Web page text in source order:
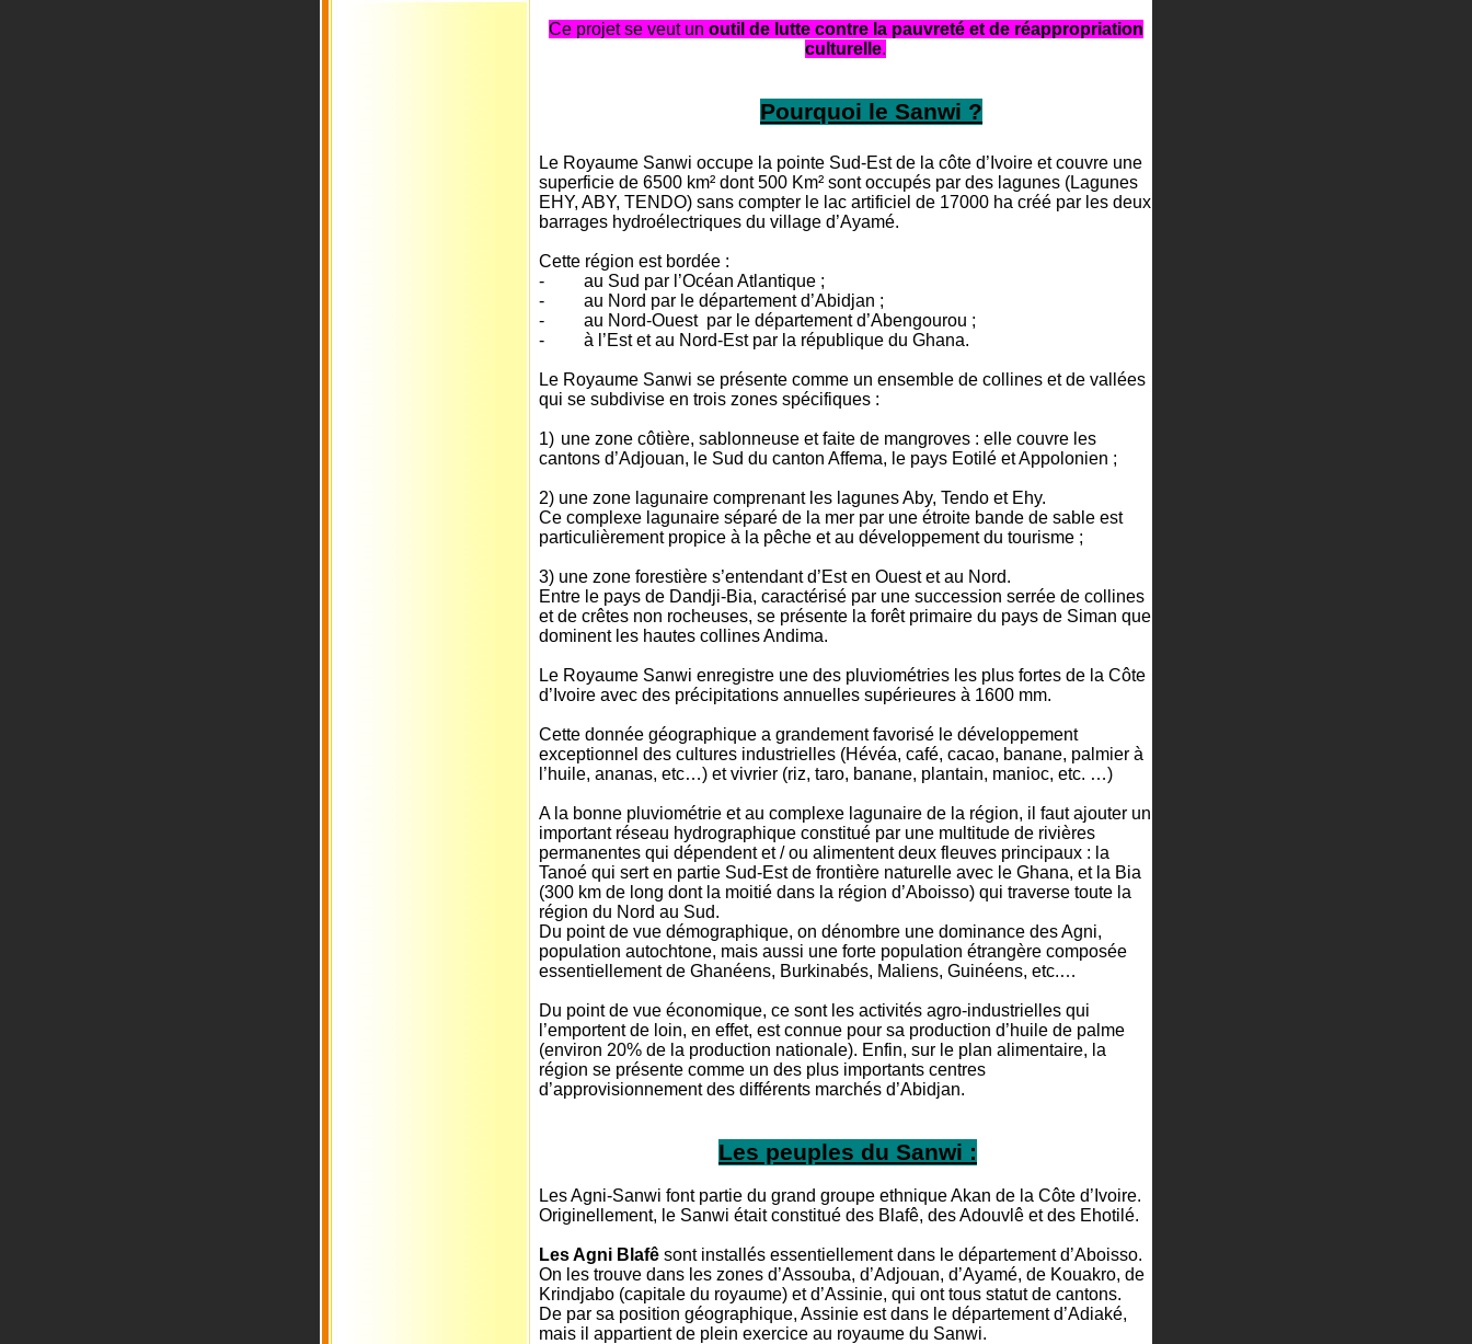
Ce projet se veut un outil de lutte contre la pauvreté et de réappropriation
culturelle.
Pourquoi le Sanwi ?
Le Royaume Sanwi occupe la pointe Sud-Est de la côte d’Ivoire et couvre une
superficie de 6500 km² dont 500 Km² sont occupés par des lagunes (Lagunes
EHY, ABY, TENDO) sans compter le lac artificiel de 17000 ha créé par les deux
barrages hydroélectriques du village d’Ayamé.
Cette région est bordée :
- au Sud par l’Océan Atlantique ;
- au Nord par le département d’Abidjan ;
- au Nord-Ouest par le département d’Abengourou ;
- à l’Est et au Nord-Est par la république du Ghana.
Le Royaume Sanwi se présente comme un ensemble de collines et de vallées
qui se subdivise en trois zones spécifiques :
1) une zone côtière, sablonneuse et faite de mangroves : elle couvre les
cantons d’Adjouan, le Sud du canton Affema, le pays Eotilé et Appolonien ;
2) une zone lagunaire comprenant les lagunes Aby, Tendo et Ehy.
Ce complexe lagunaire séparé de la mer par une étroite bande de sable est
particulièrement propice à la pêche et au développement du tourisme ;
3) une zone forestière s’entendant d’Est en Ouest et au Nord.
Entre le pays de Dandji-Bia, caractérisé par une succession serrée de collines
et de crêtes non rocheuses, se présente la forêt primaire du pays de Siman que
dominent les hautes collines Andima.
Le Royaume Sanwi enregistre une des pluviométries les plus fortes de la Côte
d’Ivoire avec des précipitations annuelles supérieures à 1600 mm.
Cette donnée géographique a grandement favorisé le développement
exceptionnel des cultures industrielles (Hévéa, café, cacao, banane, palmier à
l’huile, ananas, etc…) et vivrier (riz, taro, banane, plantain, manioc, etc. …)
A la bonne pluviométrie et au complexe lagunaire de la région, il faut ajouter un
important réseau hydrographique constitué par une multitude de rivières
permanentes qui dépendent et / ou alimentent deux fleuves principaux : la
Tanoé qui sert en partie Sud-Est de frontière naturelle avec le Ghana, et la Bia
(300 km de long dont la moitié dans la région d’Aboisso) qui traverse toute la
région du Nord au Sud.
Du point de vue démographique, on dénombre une dominance des Agni,
population autochtone, mais aussi une forte population étrangère composée
essentiellement de Ghanéens, Burkinabés, Maliens, Guinéens, etc.…
Du point de vue économique, ce sont les activités agro-industrielles qui
l’emportent de loin, en effet, est connue pour sa production d’huile de palme
(environ 20% de la production nationale). Enfin, sur le plan alimentaire, la
région se présente comme un des plus importants centres
d’approvisionnement des différents marchés d’Abidjan.
Les peuples du Sanwi :
Les Agni-Sanwi font partie du grand groupe ethnique Akan de la Côte d’Ivoire.
Originellement, le Sanwi était constitué des Blafê, des Adouvlê et des Ehotilé.
Les Agni Blafê sont installés essentiellement dans le département d’Aboisso.
On les trouve dans les zones d’Assouba, d’Adjouan, d’Ayamé, de Kouakro, de
Krindjabo (capitale du royaume) et d’Assinie, qui ont tous statut de cantons.
De par sa position géographique, Assinie est dans le département d’Adiaké,
mais il appartient de plein exercice au royaume du Sanwi.